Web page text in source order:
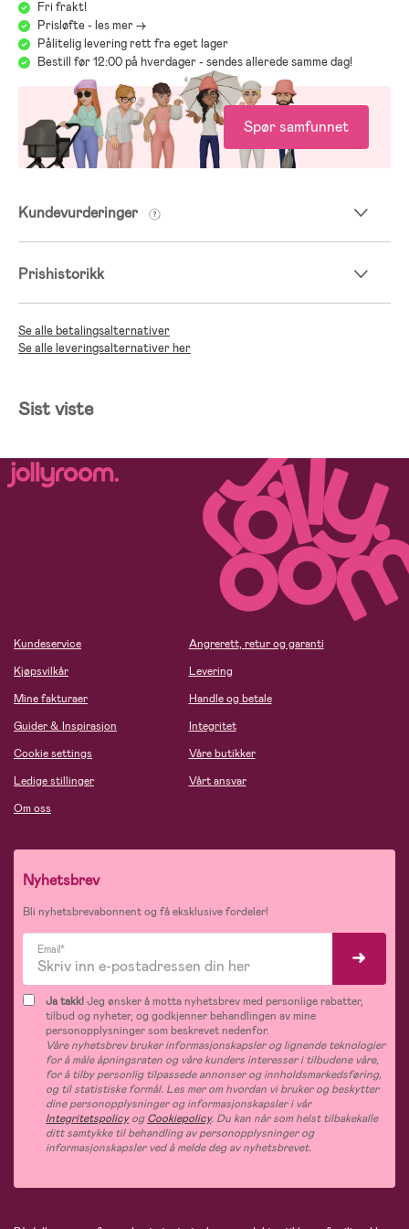
Gå til Jollyrooms bilstolguide
Fri frakt!
Prisløfte - les mer ->
Pålitelig levering rett fra eget lager
Bestill før 12:00 på hverdager - sendes allerede samme dag!
Spør samfunnet
Kundevurderinger
Prishistorikk
Se alle betalingsalternativer
Se alle leveringsalternativer her
Sist viste
Kundeservice
Kjøpsvilkår
Mine fakturaer
Guider & Inspirasjon
Cookie settings
Ledige stillinger
Om oss
Angrerett, retur og garanti
Levering
Handle og betale
Integritet
Våre butikker
Vårt ansvar
Nyhetsbrev
Bli nyhetsbrevabonnent og få eksklusive fordeler!
Email*
Ja takk!Jeg ønsker å motta nyhetsbrev med personlige rabatter,
tilbud og nyheter, og godkjenner behandlingen av mine
personopplysninger som beskrevet nedenfor.
Våre nyhetsbrev bruker informasjonskapsler og lignende teknologier
for å måle åpningsraten og våre kunders interesser i tilbudene våre,
for å tilby personlig tilpassede annonser og innholdsmarkedsføring,
og til statistiske formål. Les mer om hvordan vi bruker og beskytter
dine personopplysninger og informasjonskapsler i vår
IntegritetspolicyogCookiepolicy. Du kan når som helst tilbakekalle
ditt samtykke til behandling av personopplysninger og
informasjonskapsler ved å melde deg av nyhetsbrevet.